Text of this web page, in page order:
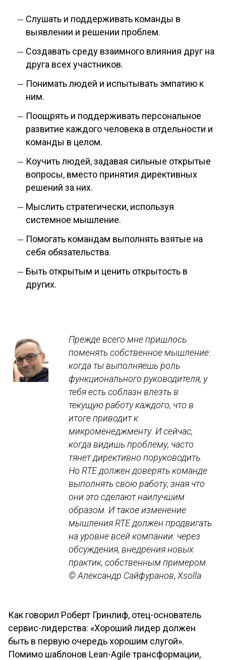
Слушать и поддерживать команды в
выявлении и решении проблем.
Создавать среду взаимного влияния друг на
друга всех участников.
Понимать людей и испытывать эмпатию к
ним.
Поощрять и поддерживать персональное
развитие каждого человека в отдельности и
команды в целом.
Коучить людей, задавая сильные открытые
вопросы, вместо принятия директивных
решений за них.
Мыслить стратегически, используя
системное мышление.
Помогать командам выполнять взятые на
себя обязательства.
Быть открытым и ценить открытость в
других.
Прежде всего мне пришлось
поменять собственное мышление:
когда ты выполняешь роль
функционального руководителя, у
тебя есть соблазн влезть в
текущую работу каждого, что в
итоге приводит к
микроменеджменту. И сейчас,
когда видишь проблему, часто
тянет директивно поруководить.
Но RTE должен доверять команде
выполнять свою работу, зная что
они это сделают наилучшим
образом. И такое изменение
мышления RTE должен продвигать
на уровне всей компании: через
обсуждения, внедрения новых
практик, собственным примером.
©Александр Сайфуранов, Xsolla
Как говорил Роберт Гринлиф, отец-основатель
сервис-лидерства: «Хороший лидер должен
быть в первую очередь хорошим слугой».
Помимо шаблонов Lean-Agile трансформации,